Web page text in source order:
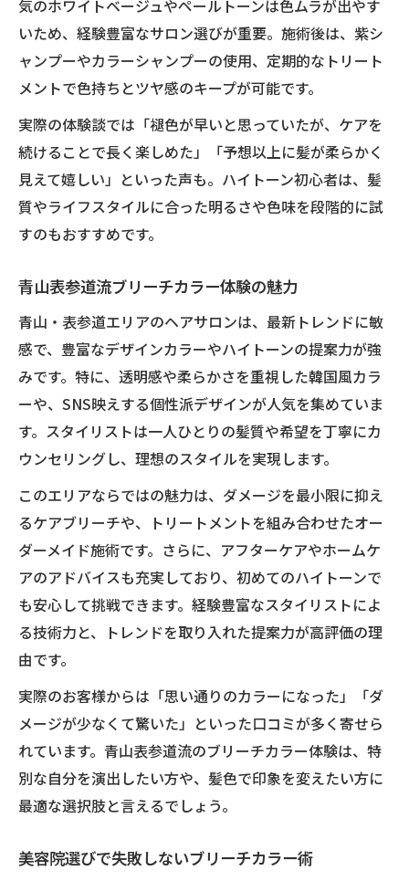
気のホワイトベージュやペールトーンは色ムラが出やす
いため、経験豊富なサロン選びが重要。施術後は、紫シ
ャンプーやカラーシャンプーの使用、定期的なトリート
メントで色持ちとツヤ感のキープが可能です。
実際の体験談では「褪色が早いと思っていたが、ケアを
続けることで長く楽しめた」「予想以上に髪が柔らかく
見えて嬉しい」といった声も。ハイトーン初心者は、髪
質やライフスタイルに合った明るさや色味を段階的に試
すのもおすすめです。
青山表参道流ブリーチカラー体験の魅力
青山・表参道エリアのヘアサロンは、最新トレンドに敏
感で、豊富なデザインカラーやハイトーンの提案力が強
みです。特に、透明感や柔らかさを重視した韓国風カラ
ーや、SNS映えする個性派デザインが人気を集めていま
す。スタイリストは一人ひとりの髪質や希望を丁寧にカ
ウンセリングし、理想のスタイルを実現します。
このエリアならではの魅力は、ダメージを最小限に抑え
るケアブリーチや、トリートメントを組み合わせたオー
ダーメイド施術です。さらに、アフターケアやホームケ
アのアドバイスも充実しており、初めてのハイトーンで
も安心して挑戦できます。経験豊富なスタイリストによ
る技術力と、トレンドを取り入れた提案力が高評価の理
由です。
実際のお客様からは「思い通りのカラーになった」「ダ
メージが少なくて驚いた」といった口コミが多く寄せら
れています。青山表参道流のブリーチカラー体験は、特
別な自分を演出したい方や、髪色で印象を変えたい方に
最適な選択肢と言えるでしょう。
美容院選びで失敗しないブリーチカラー術